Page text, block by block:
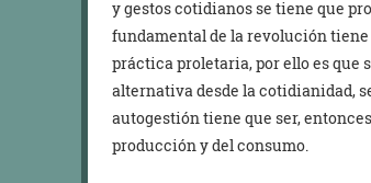
y gestos cotidianos se tiene que
fundamental de la revolución
práctica proletaria, por ello es que
alternativa desde la cotidianidad,
autogestión tiene que ser,
producción y del consumo.